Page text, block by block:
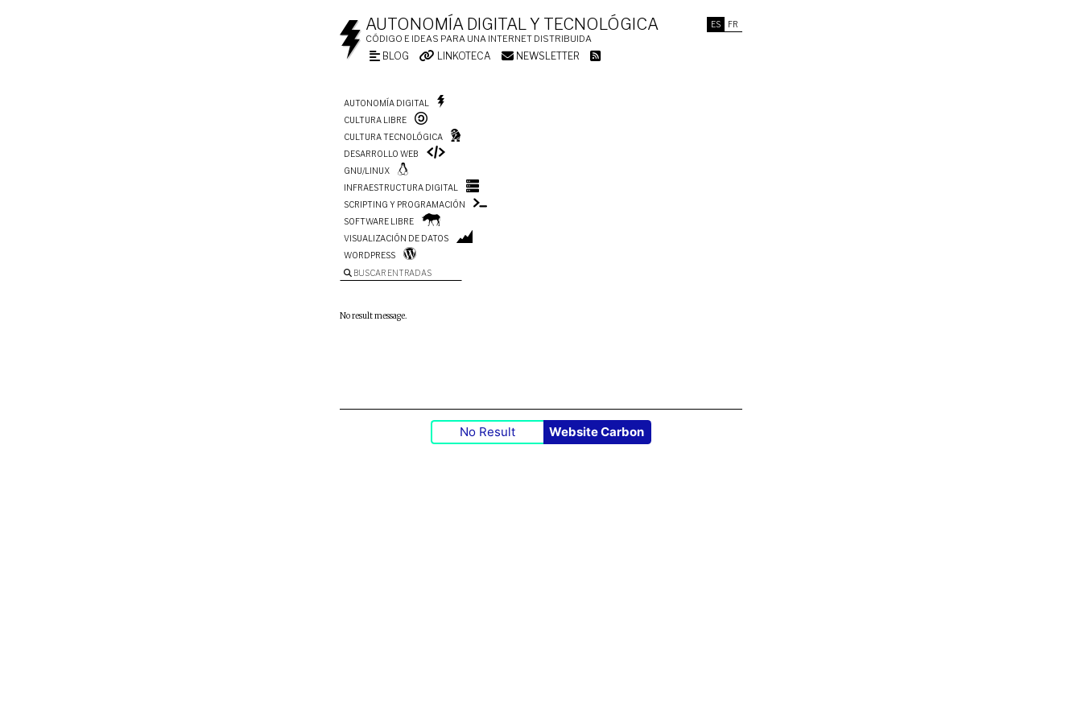
ES FR
AUTONOMÍA DIGITAL Y TECNOLÓGICA
CÓDIGO E IDEAS PARA UNA INTERNET DISTRIBUIDA
BLOG LINKOTECA NEWSLETTER
AUTONOMÍA DIGITAL
CULTURA LIBRE
CULTURA TECNOLÓGICA
DESARROLLO WEB
GNU/LINUX
INFRAESTRUCTURA DIGITAL
SCRIPTING Y PROGRAMACIÓN
SOFTWARE LIBRE
VISUALIZACIÓN DE DATOS
WORDPRESS
BUSCAR ENTRADAS
No result message.
No Result Website Carbon